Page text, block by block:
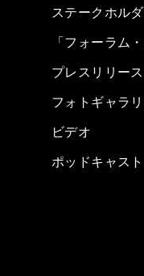
ステークホル
「フォーラム
プレスリリース
フォトギャラ
ビデオ
ポッドキャスト